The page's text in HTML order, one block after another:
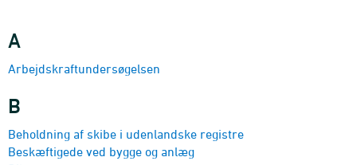
A
Arbejds­kraftunder­søgelsen
B
Beholdning af skibe i udenland­ske registre
Beskæftig­ede ved bygge og anlæg